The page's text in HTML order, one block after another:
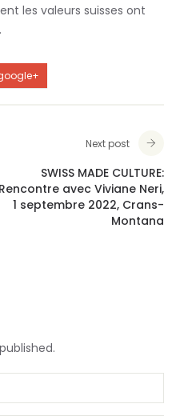
les valeurs suisses ont
Next post
SWISS MADE CULTURE:
Rencontre avec Viviane Neri,
1 septembre 2022, Crans-
Montana